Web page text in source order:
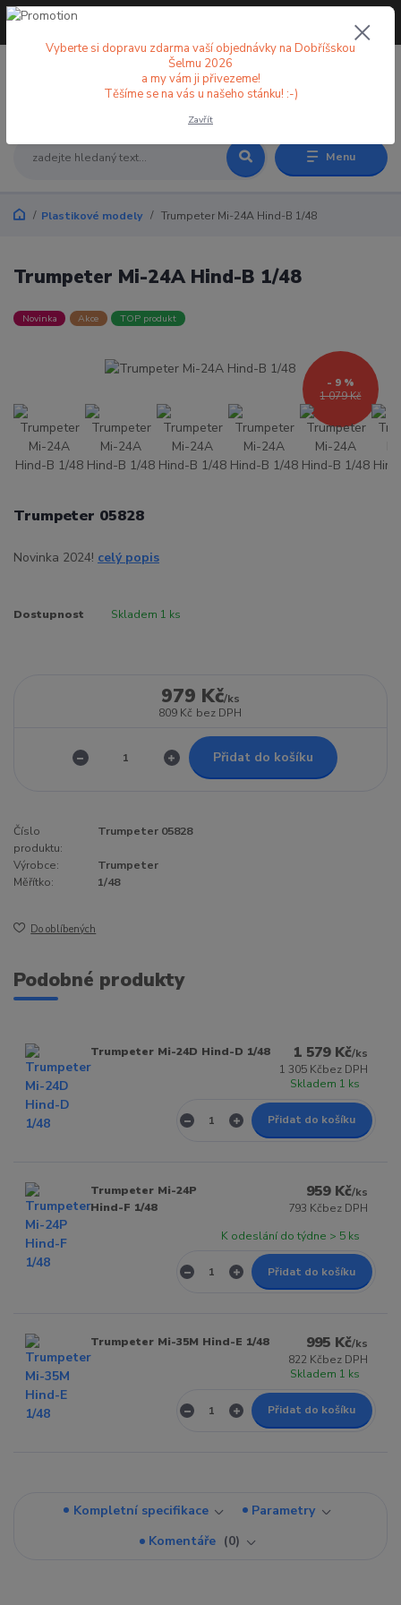
Menu
+420 773 998 582
Plastikové modely Trumpeter Mi-24A Hind-B 1/48
Trumpeter Mi-24A Hind-B 1/48
Novinka Akce TOP produkt
1 079 Kč
- 9 %
Trumpeter 05828
Novinka 2024! celý popis
Dostupnost Skladem 1 ks
979 Kč/ks
809 Kč bez DPH
Přidat do košíku
Číslo
produktu:
Trumpeter 05828
Výrobce:
Trumpeter
Měřítko:
1/48
Do oblíbených
Podobné produkty
Trumpeter Mi-24D Hind-D 1/48 1 579 Kč/ks
1 305 Kčbez DPH
Skladem 1 ks
Přidat do košíku
Trumpeter Mi-24P
Hind-F 1/48
959 Kč/ks
793 Kčbez DPH
K odeslání do týdne > 5 ks
Přidat do košíku
Trumpeter Mi-35M Hind-E 1/48 995 Kč/ks
822 Kčbez DPH
Skladem 1 ks
Přidat do košíku
Kompletní specifikace
Parametry
Komentáře
0
Vyberte si dopravu zdarma vaší objednávky na Dobříšskou
Šelmu 2026
a my vám ji přivezeme!
Těšíme se na vás u našeho stánku! :-)
Zavřít